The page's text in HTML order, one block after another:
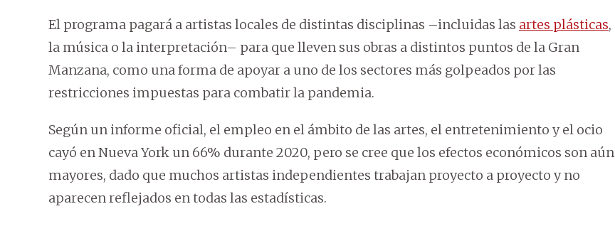
El programa pagará a artistas locales de distintas disciplinas –incluidas las artes plásticas,
la música o la interpretación– para que lleven sus obras a distintos puntos de la Gran
Manzana, como una forma de apoyar a uno de los sectores más golpeados por las
restricciones impuestas para combatir la pandemia.
Según un informe oficial, el empleo en el ámbito de las artes, el entretenimiento y el ocio
cayó en Nueva York un 66% durante 2020, pero se cree que los efectos económicos son aún
mayores, dado que muchos artistas independientes trabajan proyecto a proyecto y no
aparecen reflejados en todas las estadísticas.